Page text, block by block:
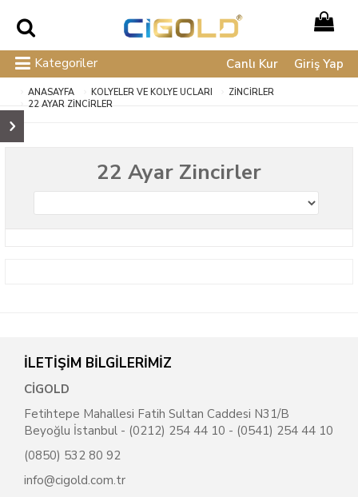
Kategoriler Canlı Kur Giriş Yap
ANASAYFA KOLYELER VE KOLYE UCLARI
ZINCIRLER
22 AYAR ZINCIRLER
22 Ayar Zincirler
İLETİŞİM BİLGİLERİMİZ
CİGOLD
Fetihtepe Mahallesi Fatih Sultan Caddesi N31/B
Beyoğlu İstanbul - (0212) 254 44 10 - (0541) 254 44 10
(0850) 532 80 92
info@cigold.com.tr